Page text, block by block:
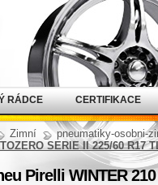
Zimní
pneumatiky-osobni-
SERIE II 225/60 R17
Pirelli WINTER
RÁDCE CERTIFIKACE